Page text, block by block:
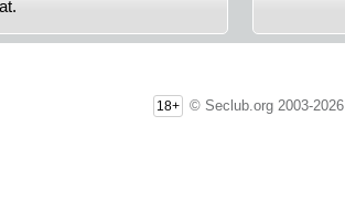
18+ © Seclub.org 2003-2026